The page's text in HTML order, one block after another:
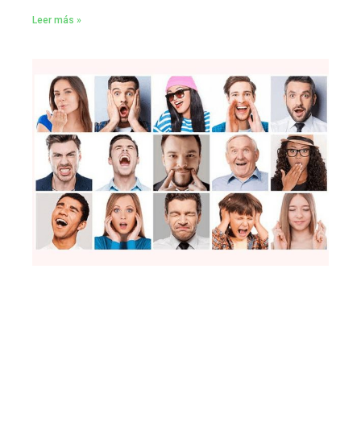
Leer más »